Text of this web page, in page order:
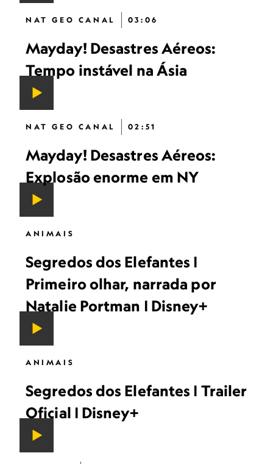
NAT GEO CANAL 03:06
Mayday! Desastres Aéreos:
Tempo instável na Ásia
NAT GEO CANAL 02:51
Mayday! Desastres Aéreos:
Explosão enorme em NY
ANIMAIS
Segredos dos Elefantes |
Primeiro olhar, narrada por
Natalie Portman | Disney+
ANIMAIS
Segredos dos Elefantes | Trailer
Oficial | Disney+